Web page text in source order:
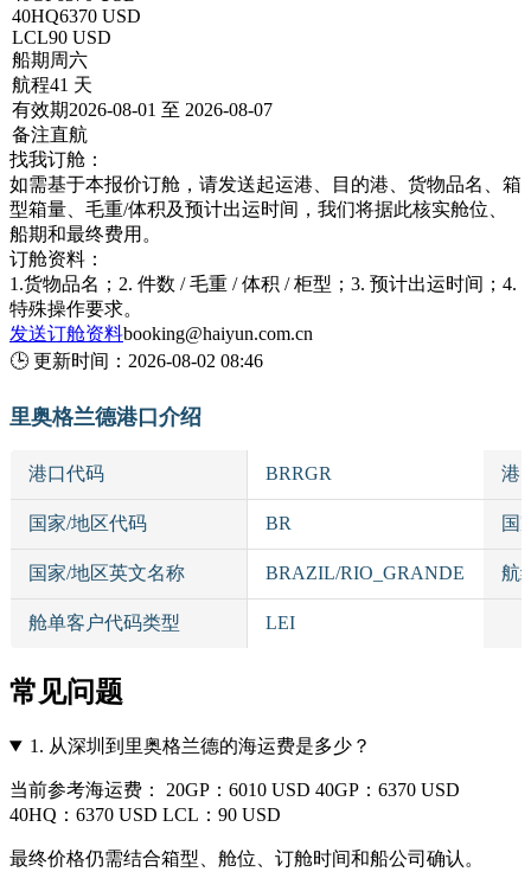
40HQ6370 USD
LCL90 USD
船期 周六
航程41 天
有效期2026-08-01 至 2026-08-07
备注直航
找我订舱：
如需基于本报价订舱，请发送起运港、目的港、货物品名、箱
型箱量、毛重/体积及预计出运时间，我们将据此核实舱位、
船期和最终费用。
订舱资料：
1.货物品名；2. 件数 / 毛重 / 体积 / 柜型；3. 预计出运时间；4.
特殊操作要求。
发送订舱资料booking@haiyun.com.cn
🕒 更新时间： 2026-08-02 08:46
里奥格兰德港口介绍
港口代码 BRRGR 港
国家/地区代码 BR 国
国家/地区英文名称 BRAZIL/RIO_GRANDE 航
舱单客户代码类型 LEI
常见问题
1. 从深圳到里奥格兰德的海运费是多少？
当前参考海运费： 20GP：6010 USD 40GP：6370 USD
40HQ：6370 USD LCL：90 USD
最终价格仍需结合箱型、舱位、订舱时间和船公司确认。